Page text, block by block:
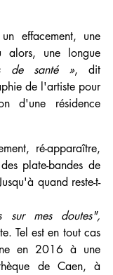
effacement, une
alors, une longue
de santé », dit
de l'artiste pour
d'une résidence
ré-apparaître,
plate-bandes de
quand reste-t-
Tel est en tout cas
en 2016 à une
de Caen, à